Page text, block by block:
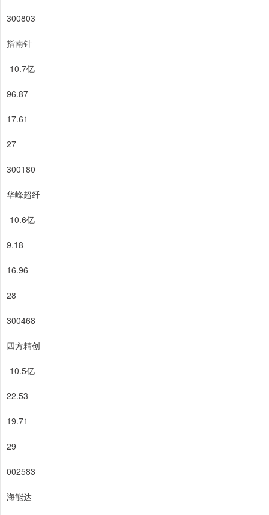
300803
指南针
-10.7亿
96.87
17.61
27
300180
华峰超纤
-10.6亿
9.18
16.96
28
300468
四方精创
-10.5亿
22.53
19.71
29
002583
海能达